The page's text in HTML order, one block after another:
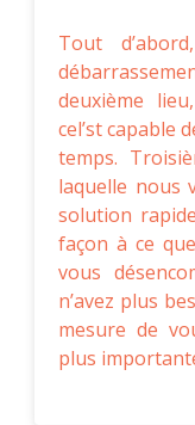
Tout
deuxième
cel’st capable
temps.
laquelle nous
solution
façon à ce
vous
n’avez plus
mesure de
plus